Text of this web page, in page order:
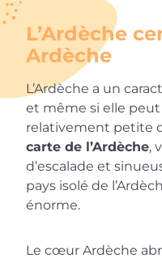
L’Ardèche
Ardèche
L’Ardèche a un
et même si elle
relativement petite
carte de l’Ardèche,
d’escalade et
pays isolé de
énorme.
Le cœur Ardèche